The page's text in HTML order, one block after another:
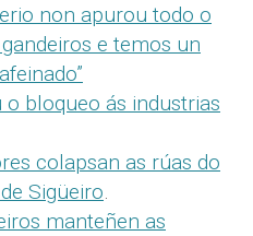
non apurou todo o
e temos un
o bloqueo ás industrias
colapsan as rúas do
Sigüeiro.
manteñen as